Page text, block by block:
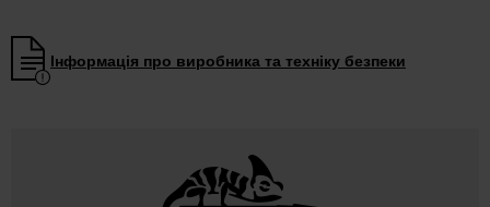
Інформація про виробника та техніку безпеки